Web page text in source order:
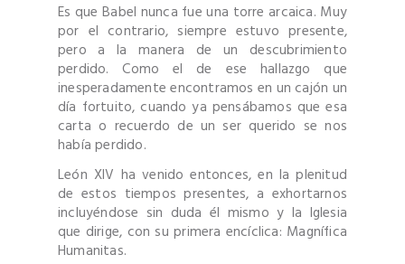
Es que Babel nunca fue una torre arcaica. Muy
por el contrario, siempre estuvo presente,
pero a la manera de un descubrimiento
perdido. Como el de ese hallazgo que
inesperadamente encontramos en un cajón un
día fortuito, cuando ya pensábamos que esa
carta o recuerdo de un ser querido se nos
había perdido.
León XIV ha venido entonces, en la plenitud
de estos tiempos presentes, a exhortarnos
incluyéndose sin duda él mismo y la Iglesia
que dirige, con su primera encíclica: Magnífica
Humanitas.